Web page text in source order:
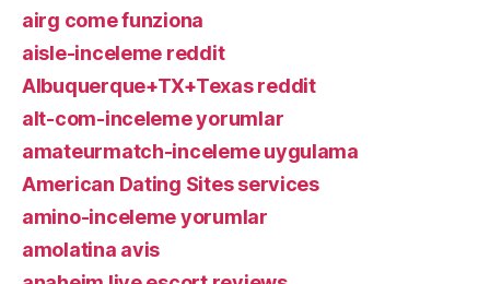
airg come funziona
aisle-inceleme reddit
Albuquerque+TX+Texas reddit
alt-com-inceleme yorumlar
amateurmatch-inceleme uygulama
American Dating Sites services
amino-inceleme yorumlar
amolatina avis